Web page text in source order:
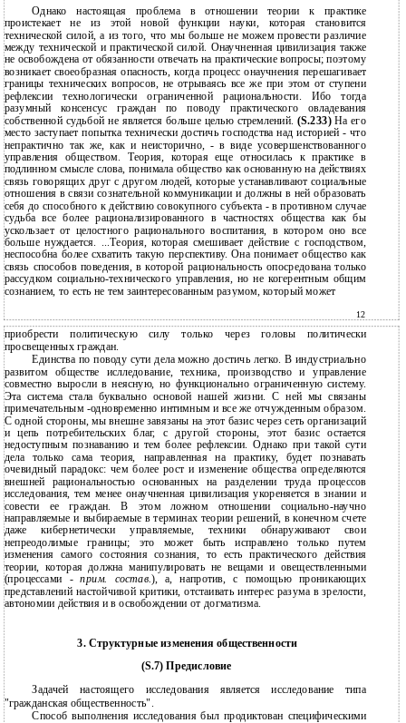
Однако настоящая проблема в отношении теории к практике
проистекает не из этой новой функции науки, которая становится
технической силой, а из того, что мы больше не можем провести различие
между технической и практической силой. Онаучненная цивилизация также
не освобождена от обязанности отвечать на практические вопросы; поэтому
возникает своеобразная опасность, когда процесс онаучнения перешагивает
границы технических вопросов, не отрываясь все же при этом от ступени
рефлексии технологически ограниченной рациональности. Ибо тогда
разумный консенсус граждан по поводу практического овладевания
собственной судьбой не является больше целью стремлений.(S.233)На его
место заступает попытка технически достичь господства над историей - что
непрактично так же, как и неисторично, - в виде усовершенствованного
управления обществом. Теория, которая еще относилась к практике в
подлинном смысле слова, понимала общество как основанную на действиях
связь говорящих друг с другом людей, которые устанавливают социальные
отношения в связи сознательной коммуникации и должны в ней образовать
себя до способного к действию совокупного субъекта - в противном случае
судьба все более рационализированного в частностях общества как бы
ускользает от целостного рационального воспитания, в котором оно все
больше нуждается. ...Теория, которая смешивает действие с господством,
неспособна более схватить такую перспективу. Она понимает общество как
связь способов поведения, в которой рациональность опосредована только
рассудком социально-технического управления, но не когерентным общим
сознанием, то есть не тем заинтересованным разумом, который может
12
приобрести политическую силу только через головы политически
просвещенных граждан.
Единства по поводу сути дела можно достичь легко. В индустриально
развитом обществе ислледование, техника, производство и управление
совместно выросли в неясную, но функционально ограниченную систему.
Эта система стала буквально основой нашей жизни. С ней мы связаны
примечательным -одновременно интимным и все же отчужденным образом.
С одной стороны, мы внешне завязаны на этот базис через сеть организаций
и цепь потребительских благ, с другой стороны, этот базис остается
недоступным познаванию и тем более рефлексии. Однако при такой сути
дела только сама теория, направленная на практику, будет познавать
очевидный парадокс: чем более рост и изменение общества определяются
внешней рациональностью основанных на разделении труда процессов
исследования, тем менее онаучненная цивилизация укореняется в знании и
совести ее граждан. В этом ложном отношении социально-научно
направляемые и выбираемые в терминах теории решений, в конечном счете
даже кибернетически управляемые, техники обнаруживают свои
непреодолимые границы; это может быть исправлено только путем
изменения самого состояния сознания, то есть практического действия
теории, которая должна манипулировать не вещами и овеществленными
(процессами -прим. состав.), а, напротив, с помощью проникающих
представлений настойчивой критики, отстаивать интерес разума в зрелости,
автономии действия и в освобождении от догматизма.
3. Структурные изменения общественности
(S.7) Предисловие
Задачей настоящего исследования является исследование типа
"гражданская общественность".
Способ выполнения исследования был продиктован специфическими